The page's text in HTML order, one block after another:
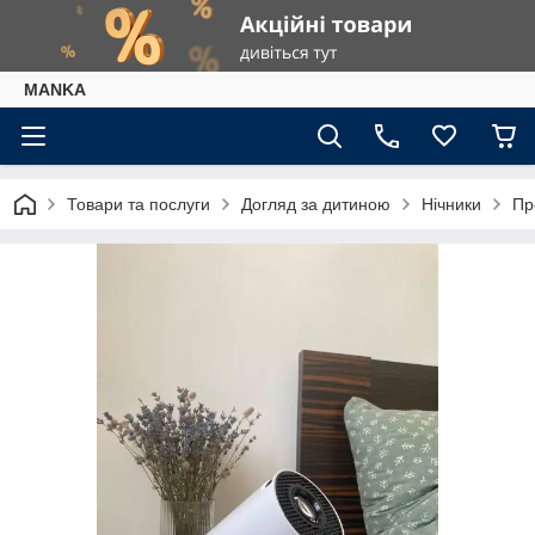
МАNKА
Товари та послуги Догляд за дитиною Нічники